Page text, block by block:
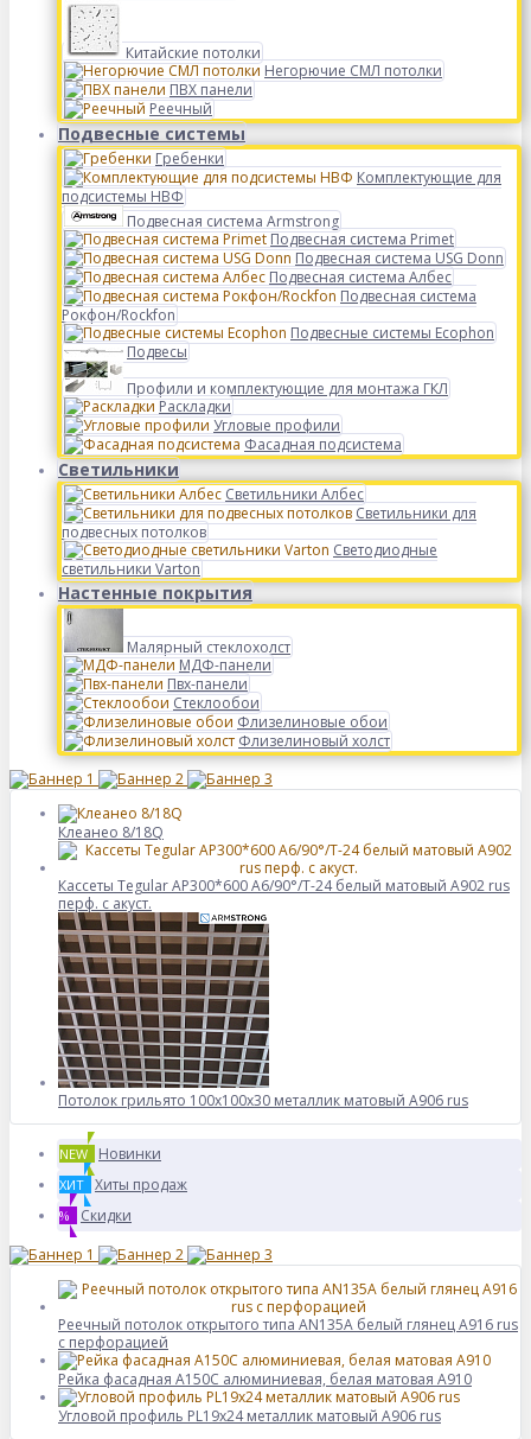
Китайские потолки
Негорючие СМЛ потолки
ПВХ панели
Реечный
Подвесные системы
Гребенки
Комплектующие для
подсистемы НВФ
Подвесная система Armstrong
Подвесная система Primet
Подвесная система USG Donn
Подвесная система Албес
Подвесная система
Рокфон/Rockfon
Подвесные системы Ecophon
Подвесы
Профили и комплектующие для монтажа ГКЛ
Раскладки
Угловые профили
Фасадная подсистема
Светильники
Светильники Албес
Светильники для
подвесных потолков
Светодиодные
светильники Varton
Настенные покрытия
Малярный стеклохолст
МДФ-панели
Пвх-панели
Стеклообои
Флизелиновые обои
Флизелиновый холст
Клеанео 8/18Q
Кассеты Tegular AP300*600 A6/90°/Т-24 белый матовый А902 rus
перф. с акуст.
Потолок грильято 100х100х30 металлик матовый А906 rus
NEW Новинки
ХИТ Хиты продаж
% Скидки
Реечный потолок открытого типа AN135A белый глянец А916 rus
с перфорацией
Рейка фасадная А150С алюминиевая, белая матовая A910
Угловой профиль PL19x24 металлик матовый А906 rus